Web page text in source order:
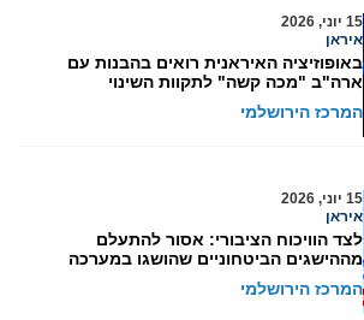
15 יוני, 2026
איראן
באופוזיציה האיראנית רואים בהבנות עם
ארה"ב "מכה קשה" לתקוות השינוי
המרכז הירושלמי
15 יוני, 2026
איראן
לצד הוויכוח הציבורי: אסור להתעלם
מההישגים הביטחוניים שהושגו במערכה
המרכז הירושלמי